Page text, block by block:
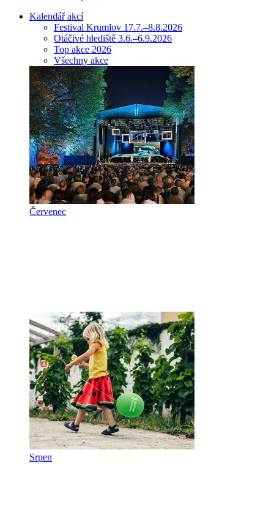
Kalendář akcí
Festival Krumlov 17.7.–8.8.2026
Otáčivé hlediště 3.6.–6.9.2026
Top akce 2026
Všechny akce
Červenec
Srpen